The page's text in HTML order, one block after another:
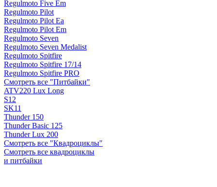
Regulmoto Five Em
Regulmoto Pilot
Regulmoto Pilot Ea
Regulmoto Pilot Em
Regulmoto Seven
Regulmoto Seven Medalist
Regulmoto Spitfire
Regulmoto Spitfire 17/14
Regulmoto Spitfire PRO
Смотреть все "Питбайки"
ATV220 Lux Long
S12
SK11
Thunder 150
Thunder Basic 125
Thunder Lux 200
Смотреть все "Квадроциклы"
Смотреть все квадроциклы
и питбайки